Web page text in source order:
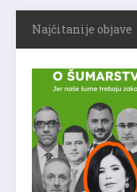
Najčitanije objave